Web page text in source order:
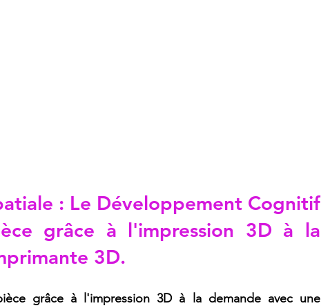
: Le Développement Cognitif
grâce à l'impression 3D à la
3D.
grâce à l'impression 3D à la demande avec une